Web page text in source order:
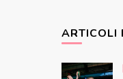
ARTICOLI